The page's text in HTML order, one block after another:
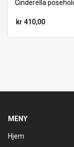
Cinderella
kr 410,00
MENY
Hjem